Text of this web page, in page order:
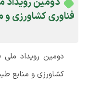
فناوری کشاورزی و
دومین رویداد ملی
کشاورزی و منابع